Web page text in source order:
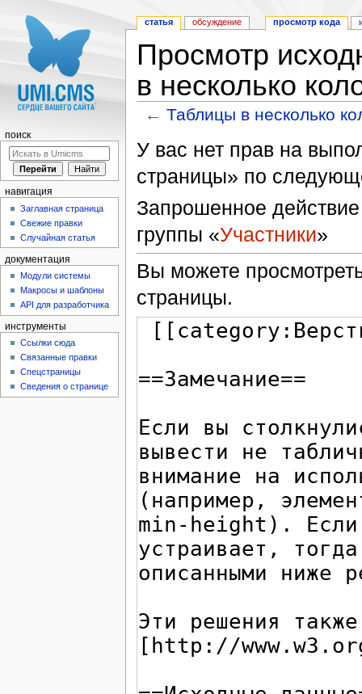
Просмотр
в несколько
←Таблицы в несколько
У вас нет прав на
страницы» по
Запрошенное действие
группы «Участники»
Вы можете
страницы.
статья обсуждение просмотр кода
поиск
навигация
Заглавная страница
Свежие правки
Случайная статья
документация
Модули системы
Макросы и шаблоны
API для разработчика
инструменты
Ссылки сюда
Связанные правки
Спецстраницы
Сведения о странице